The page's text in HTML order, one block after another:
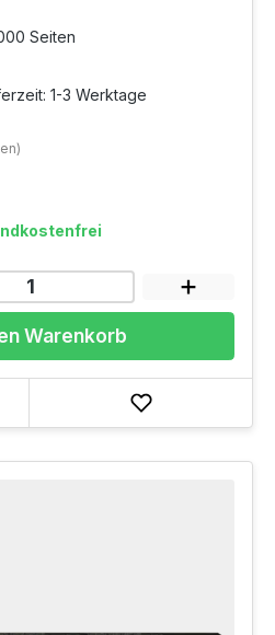
Seiten
1-3 Werktage
Warenkorb